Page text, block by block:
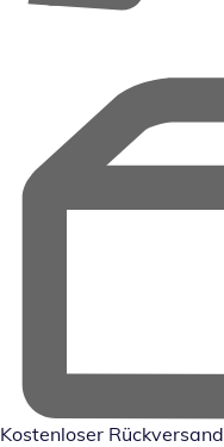
Kostenloser Rückversand